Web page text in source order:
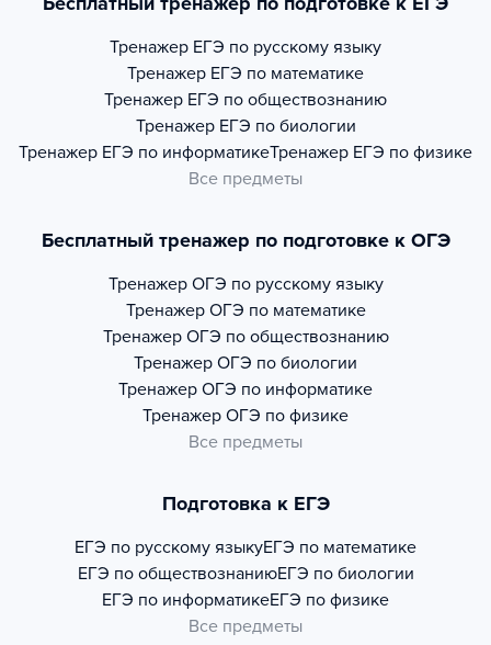
Тренажер ЕГЭ по русскому языку
Тренажер ЕГЭ по математике
Тренажер ЕГЭ по обществознанию
Тренажер ЕГЭ по биологии
Тренажер ЕГЭ по информатикеТренажер ЕГЭ по физике
Все предметы
Бесплатный тренажер по подготовке к ОГЭ
Тренажер ОГЭ по русскому языку
Тренажер ОГЭ по математике
Тренажер ОГЭ по обществознанию
Тренажер ОГЭ по биологии
Тренажер ОГЭ по информатике
Тренажер ОГЭ по физике
Все предметы
Подготовка к ЕГЭ
ЕГЭ по русскому языкуЕГЭ по математике
ЕГЭ по обществознаниюЕГЭ по биологии
ЕГЭ по информатикеЕГЭ по физике
Все предметы